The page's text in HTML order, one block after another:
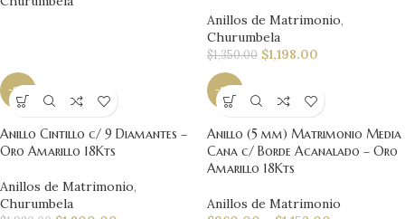
Anillos de Matrimonio,
Churumbela
$1,350.00 $1,198.00
-9%
Anillo Cintillo c/ 9 Diamantes –
Oro Amarillo 18Kts
Anillos de Matrimonio,
Churumbela
-9%
Anillo (5 mm) Matrimonio Media
Cana c/ Borde Acanalado – Oro
Amarillo 18Kts
Anillos de Matrimonio